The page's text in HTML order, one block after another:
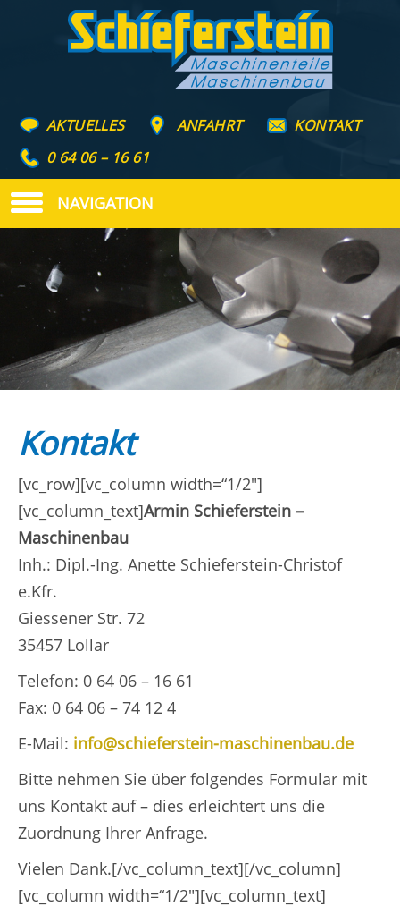
AKTUELLES ANFAHRT
KONTAKT
0 64 06 – 16 61
NAVIGATION
Kontakt
[vc_row][vc_column width=“1/2″]
[vc_column_text]Armin Schieferstein –
Maschinenbau
Inh.: Dipl.-Ing. Anette Schieferstein-Christof
e.Kfr.
Giessener Str. 72
35457 Lollar
Telefon: 0 64 06 – 16 61
Fax: 0 64 06 – 74 12 4
E-Mail: info@schieferstein-maschinenbau.de
Bitte nehmen Sie über folgendes Formular mit
uns Kontakt auf – dies erleichtert uns die
Zuordnung Ihrer Anfrage.
Vielen Dank.[/vc_column_text][/vc_column]
[vc_column width=“1/2″][vc_column_text]